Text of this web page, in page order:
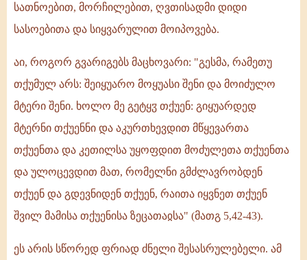
სათნოებით, მორჩილებით, ღვთისადმი დიდი
სასოებითა და სიყვარულით მოიპოვება.
აი, როგორ გვარიგებს მაცხოვარი: "გესმა, რამეთუ
თქუმულ არს: შეიყუარო მოყუასი შენი და მოიძულო
მტერი შენი. ხოლო მე გეტყჳ თქუენ: გიყუარდედ
მტერნი თქუენნი და აკურთხევდით მწყევართა
თქუენთა და კეთილსა უყოფდით მოძულეთა თქუენთა
და ულოცევდით მათ, რომელნი გმძლავრობდენ
თქუენ და გდევნიდენ თქუენ, რაითა იყვნეთ თქუენ
შვილ მამისა თქუენისა ზეცათაჲსა" (მათგ 5,42-43).
ეს არის სწორედ ფრიად ძნელი შესასრულებელი. ამ